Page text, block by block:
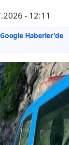
- 12:11
Haberler'de